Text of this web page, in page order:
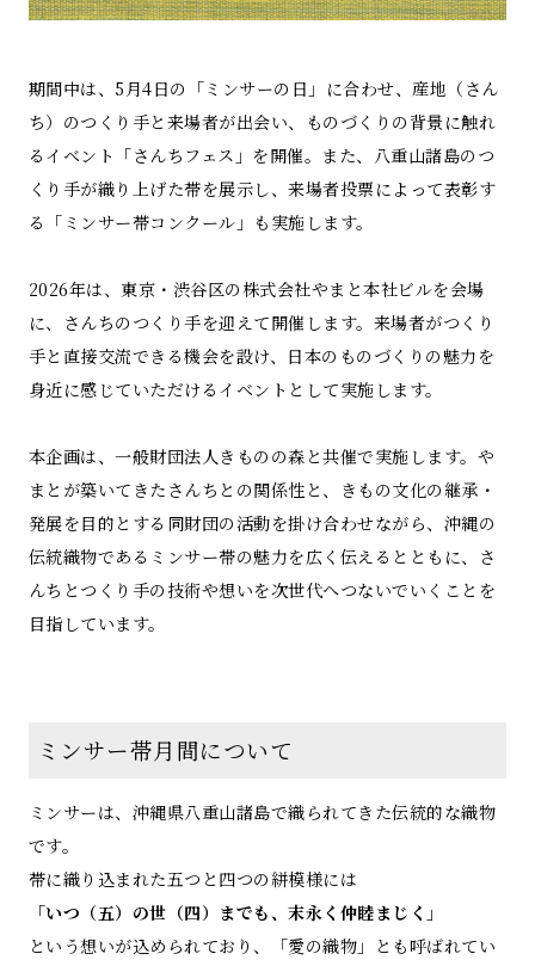
期間中は、5月4日の「ミンサーの日」に合わせ、産地（さん
ち）のつくり手と来場者が出会い、ものづくりの背景に触れ
るイベント「さんちフェス」を開催。また、八重山諸島のつ
くり手が織り上げた帯を展示し、来場者投票によって表彰す
る「ミンサー帯コンクール」も実施します。
2026年は、東京・渋谷区の株式会社やまと本社ビルを会場
に、さんちのつくり手を迎えて開催します。来場者がつくり
手と直接交流できる機会を設け、日本のものづくりの魅力を
身近に感じていただけるイベントとして実施します。
本企画は、一般財団法人きものの森と共催で実施します。や
まとが築いてきたさんちとの関係性と、きもの文化の継承・
発展を目的とする同財団の活動を掛け合わせながら、沖縄の
伝統織物であるミンサー帯の魅力を広く伝えるとともに、さ
んちとつくり手の技術や想いを次世代へつないでいくことを
目指しています。
ミンサー帯月間について
ミンサーは、沖縄県八重山諸島で織られてきた伝統的な織物
です。
帯に織り込まれた五つと四つの絣模様には
「いつ（五）の世（四）までも、末永く仲睦まじく」
という想いが込められており、「愛の織物」とも呼ばれてい